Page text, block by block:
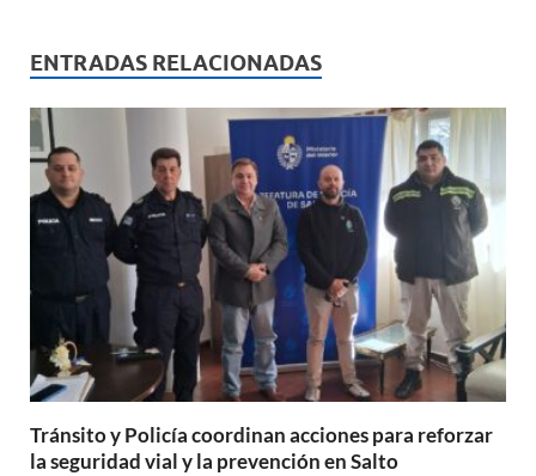
s
A
p
p
b
o
o
k
p
ar
ti
r
ENTRADAS RELACIONADAS
Tránsito y Policía coordinan acciones para reforzar
la seguridad vial y la prevención en Salto